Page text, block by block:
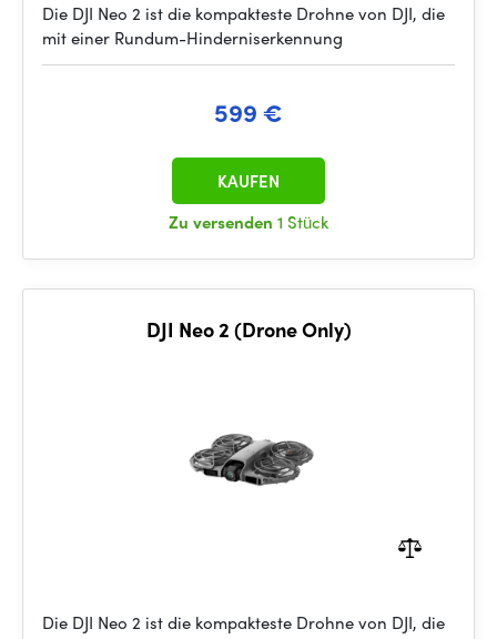
Die DJI Neo 2 ist die kompakteste Drohne von DJI, die
mit einer Rundum-Hinderniserkennung
599 €
Zu versenden 1 Stück
KAUFEN
DJI Neo 2 (Drone Only)
Die DJI Neo 2 ist die kompakteste Drohne von DJI, die